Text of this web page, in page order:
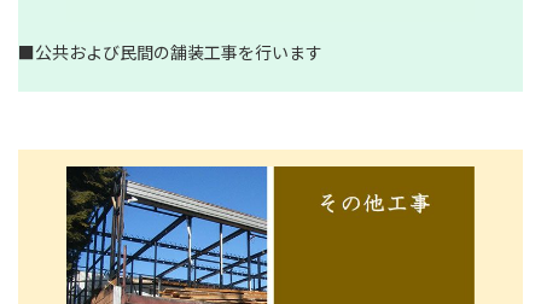
■公共および民間の舗装工事を行います